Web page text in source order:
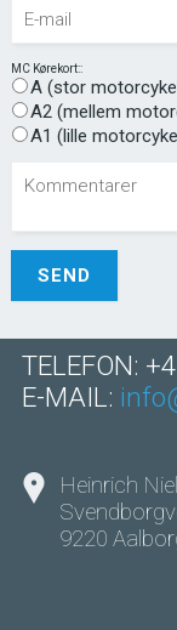
MC Kørekort::
A (stor
A2 (mellem
A1 (lille
TELEFON:
E-MAIL:
Heinrich
9220